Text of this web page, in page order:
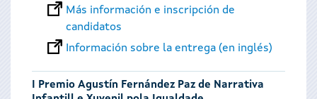
Más información e inscripción de
candidatos
Información sobre la entrega (en inglés)
I Premio Agustín Fernández Paz de Narrativa